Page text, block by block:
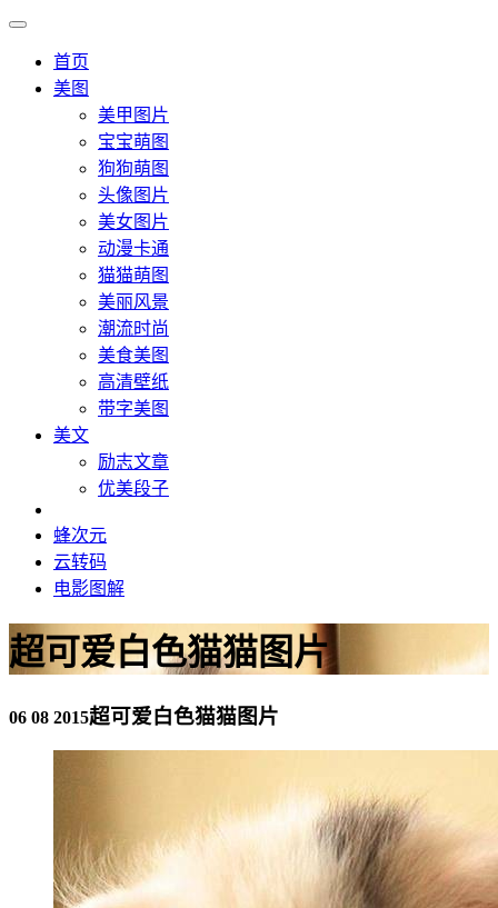
首页
美图
美甲图片
宝宝萌图
狗狗萌图
头像图片
美女图片
动漫卡通
猫猫萌图
美丽风景
潮流时尚
美食美图
高清壁纸
带字美图
美文
励志文章
优美段子
蜂次元
云转码
电影图解
超可爱白色猫猫图片
06 08 2015超可爱白色猫猫图片